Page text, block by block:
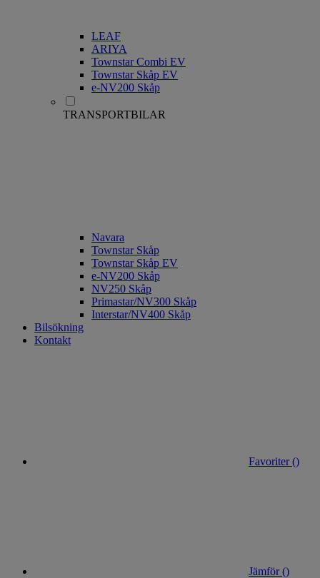
LEAF
ARIYA
Townstar Combi EV
Townstar Skåp EV
e-NV200 Skåp
TRANSPORTBILAR
Navara
Townstar Skåp
Townstar Skåp EV
e-NV200 Skåp
NV250 Skåp
Primastar/NV300 Skåp
Interstar/NV400 Skåp
Bilsökning
Kontakt
Favoriter ()
Jämför ()